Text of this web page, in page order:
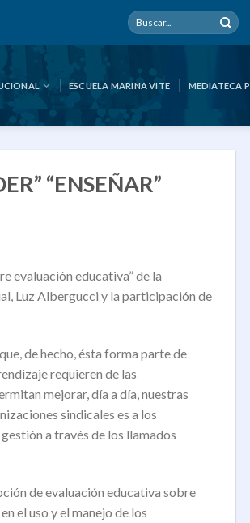
ESCUELA MARINA VITE MEDIATECA
“ENSEÑAR”
evaluación educativa” de la
Luz Albergucci y la participación de
de hecho, ésta forma parte de
requieren de las
mejorar, día a día, nuestras
sindicales es a los
a través de los llamados
de evaluación educativa sobre
el uso y el manejo de los